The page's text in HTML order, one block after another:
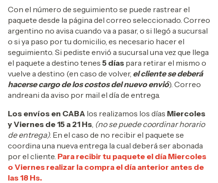
Con el número de seguimiento se puede rastrear el
paquete desde la página del correo seleccionado. Correo
argentino no avisa cuando va a pasar, o si llegó a sucursal
o si ya paso por tu domicilio, es necesario hacer el
seguimiento. Si pediste envió a sucursal una vez que llega
el paquete a destino tenes 5 días para retirar el mismo o
vuelve a destino (en caso de volver, el cliente se deberá
hacerse cargo de los costos del nuevo envió). Correo
andreani da aviso por mail el día de entrega.
Los envíos en CABA los realizamos los días Miercoles
y Viernes de 15 a 21 Hs (no se puede coordinar horario
de entrega). En el caso de no recibir el paquete se
coordina una nueva entrega la cual deberá ser abonada
por el cliente. Para recibir tu paquete el día Miercoles
o Viernes realizar la compra el día anterior antes de
las 18 Hs.